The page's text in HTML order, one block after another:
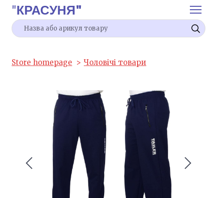
"КРАСУНЯ"
Store homepage Чоловічі товари